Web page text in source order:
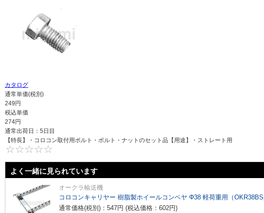
カタログ
通常単価(税別)
249円
税込単価
274円
通常出荷日： 5日目
【特長】・コロコン取付用ボルト・ボルト・ナットのセット品【用途】・ストレート用
よく一緒に見られています
オークラ輸送機
コロコンキャリヤー 樹脂製ホイールコンベヤ Φ38 軽荷重用（OKR38BS
通常価格(税別)： 547円 (税込価格： 602円)